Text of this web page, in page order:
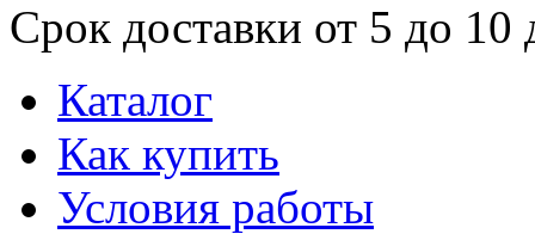
Срок доставки от 5 до 10
Каталог
Как купить
Условия работы